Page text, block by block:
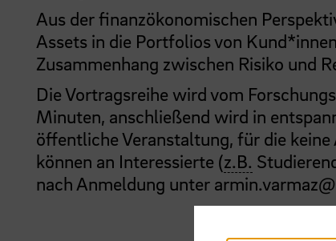
Aus der finanzökonomischen
Assets in die Portfolios von
Zusammenhang zwischen Risiko und
Die Vortragsreihe wird vom
Minuten, anschließend wird in
öffentliche Veranstaltung, für die
können an Interessierte (z.B.
nach Anmeldung unter